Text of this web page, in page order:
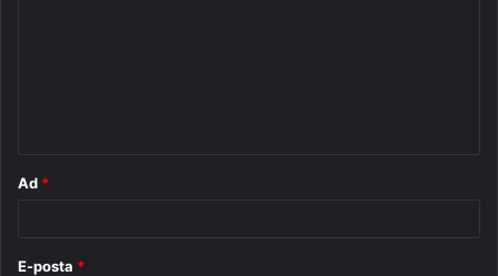
Ad *
E-posta *